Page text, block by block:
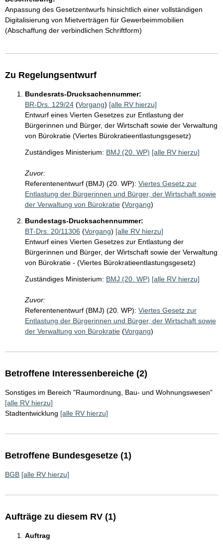
Anpassung des Gesetzentwurfs hinsichtlich einer vollständigen
Digitalisierung von Mietverträgen für Gewerbeimmobilien
(Abschaffung der verbindlichen Schriftform)
Zu Regelungsentwurf
Bundesrats-Drucksachennummer:
BR-Drs. 129/24 (Vorgang) [alle RV hierzu]
Entwurf eines Vierten Gesetzes zur Entlastung der
Bürgerinnen und Bürger, der Wirtschaft sowie der Verwaltung
von Bürokratie (Viertes Bürokratieentlastungsgesetz)
Zuständiges Ministerium: BMJ (20. WP) [alle RV hierzu]
Zuvor:
Referentenentwurf (BMJ) (20. WP): Viertes Gesetz zur
Entlastung der Bürgerinnen und Bürger, der Wirtschaft sowie
der Verwaltung von Bürokratie (Vorgang)
Bundestags-Drucksachennummer:
BT-Drs. 20/11306 (Vorgang) [alle RV hierzu]
Entwurf eines Vierten Gesetzes zur Entlastung der
Bürgerinnen und Bürger, der Wirtschaft sowie der Verwaltung
von Bürokratie - (Viertes Bürokratieentlastungsgesetz)
Zuständiges Ministerium: BMJ (20. WP) [alle RV hierzu]
Zuvor:
Referentenentwurf (BMJ) (20. WP): Viertes Gesetz zur
Entlastung der Bürgerinnen und Bürger, der Wirtschaft sowie
der Verwaltung von Bürokratie (Vorgang)
Betroffene Interessenbereiche (2)
Sonstiges im Bereich "Raumordnung, Bau- und Wohnungswesen"
[alle RV hierzu]
Stadtentwicklung [alle RV hierzu]
Betroffene Bundesgesetze (1)
BGB [alle RV hierzu]
Aufträge zu diesem RV (1)
Auftrag